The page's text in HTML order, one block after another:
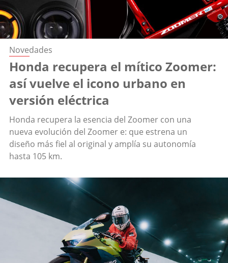
Novedades
Honda recupera el mítico Zoomer:
así vuelve el icono urbano en
versión eléctrica
Honda recupera la esencia del Zoomer con una
nueva evolución del Zoomer e: que estrena un
diseño más fiel al original y amplía su autonomía
hasta 105 km.